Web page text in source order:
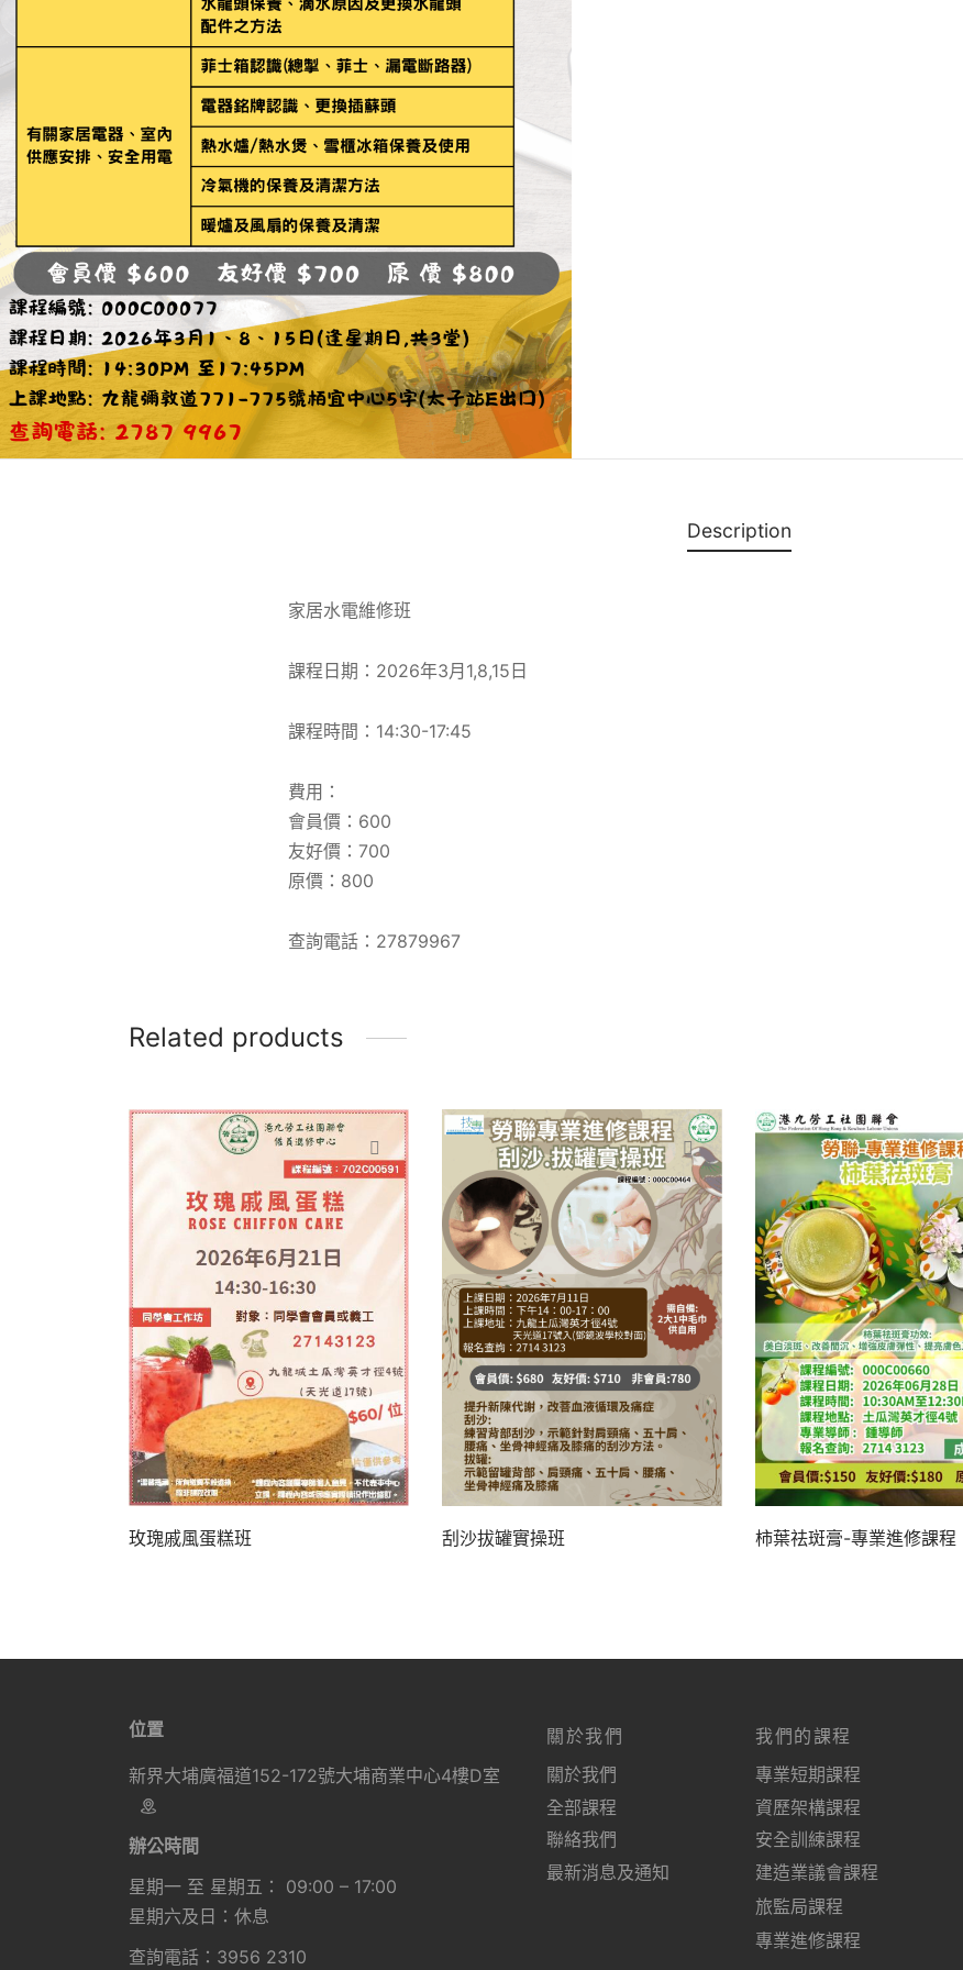
Description
家居水電維修班
課程日期：2026年3月1,8,15日
課程時間：14:30-17:45
費用：
會員價：600
友好價：700
原價：800
查詢電話：27879967
Related products
玫瑰戚風蛋糕班 刮沙拔罐實操班 柿葉祛斑膏-專業進修課程
位置
新界大埔廣福道152-172號大埔商業中心4樓D室
辦公時間
星期一 至 星期五： 09:00 – 17:00
星期六及日：休息
查詢電話：3956 2310
關於我們
關於我們
全部課程
聯絡我們
最新消息及通知
我們的課程
專業短期課程
資歷架構課程
安全訓練課程
建造業議會課程
旅監局課程
專業進修課程